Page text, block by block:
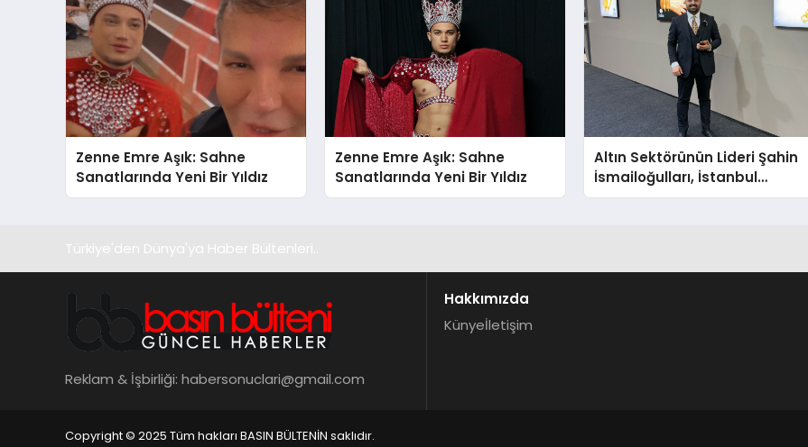
Zenne Emre Aşık: Sahne
Sanatlarında Yeni Bir Yıldız
Zenne Emre Aşık: Sahne
Sanatlarında Yeni Bir Yıldız
Altın Sektörünün Lideri Şahin
İsmailoğulları, İstanbul
Mücevher Fuarı’nda Parladı ￼
Türkiye'den Dünya'ya Haber Bültenleri..
Reklam & İşbirliği: habersonuclari@gmail.com
Hakkımızda
Künyeİletişim
Copyright © 2025 Tüm hakları BASIN BÜLTENİN saklıdır.